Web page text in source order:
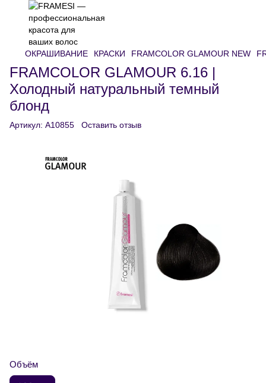
ОКРАШИВАНИЕ КРАСКИ FRAMCOLOR GLAMOUR NEW
FRAMCOLOR GLAMOUR 6.16 |
Холодный натуральный темный
блонд
Артикул: A10855 Оставить отзыв
Объём